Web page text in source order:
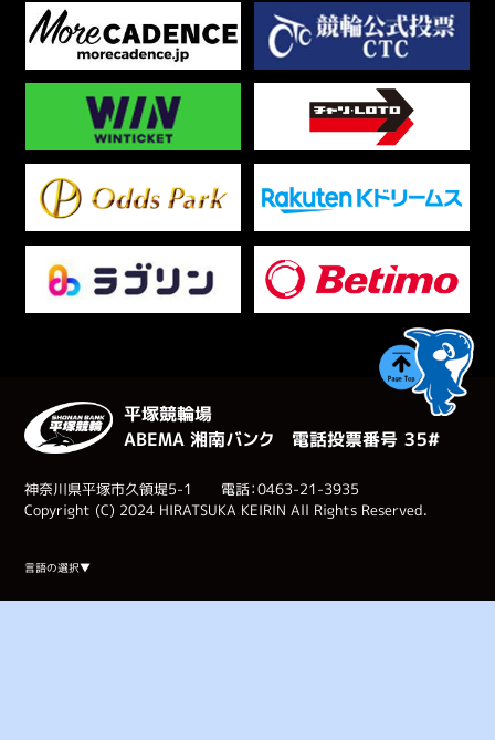
平塚競輪場
ABEMA 湘南バンク 電話投票番号 ３５#
神奈川県平塚市久領堤5-1 電話：0463-21-3935
Copyright (C) 2024 HIRATSUKA KEIRIN All Rights Reserved.
言語の選択▼
Select Language